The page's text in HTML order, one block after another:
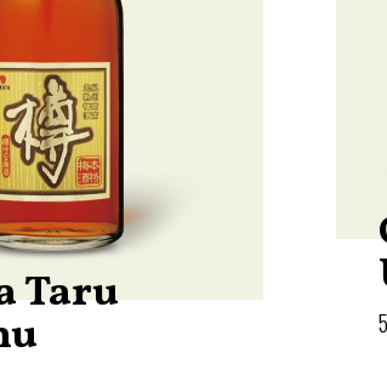
Taru